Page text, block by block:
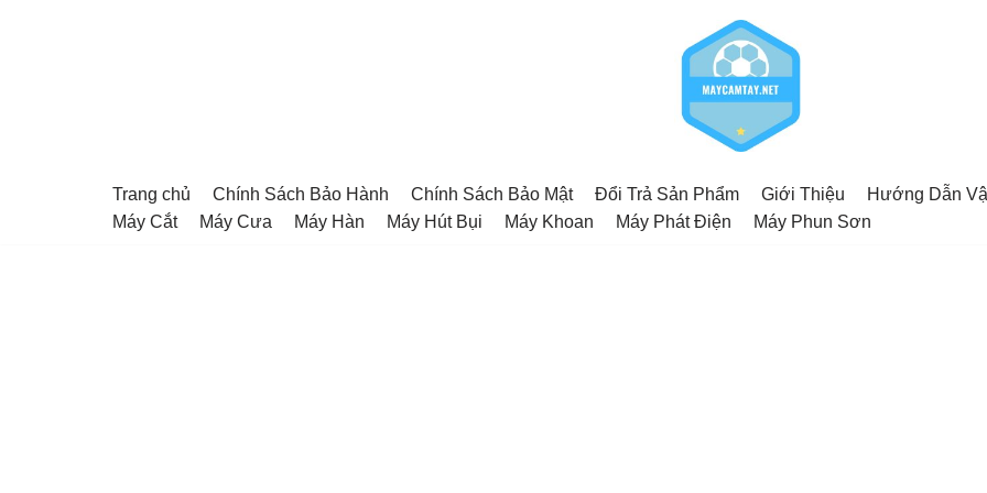
Trang chủ Chính Sách Bảo Hành Chính Sách Bảo Mật Đổi Trả Sản Phẩm Giới Thiệu Hướng Dẫn
Máy Cắt
Máy Cưa Máy Hàn Máy Hút Bụi Máy Khoan Máy Phát Điện Máy Phun Sơn